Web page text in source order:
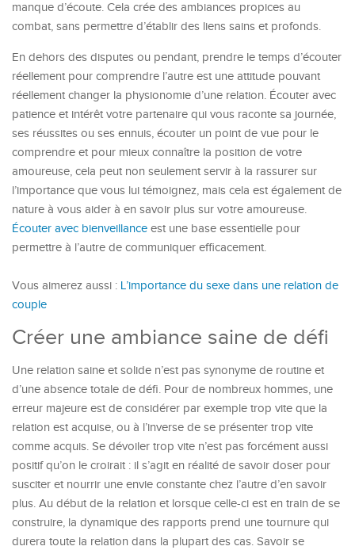
manque d’écoute. Cela crée des ambiances propices au
combat, sans permettre d’établir des liens sains et profonds.
En dehors des disputes ou pendant, prendre le temps d’écouter
réellement pour comprendre l’autre est une attitude pouvant
réellement changer la physionomie d’une relation. Écouter avec
patience et intérêt votre partenaire qui vous raconte sa journée,
ses réussites ou ses ennuis, écouter un point de vue pour le
comprendre et pour mieux connaître la position de votre
amoureuse, cela peut non seulement servir à la rassurer sur
l’importance que vous lui témoignez, mais cela est également de
nature à vous aider à en savoir plus sur votre amoureuse.
Écouter avec bienveillance est une base essentielle pour
permettre à l’autre de communiquer efficacement.
Vous aimerez aussi : L’importance du sexe dans une relation de
couple
Créer une ambiance saine de défi
Une relation saine et solide n’est pas synonyme de routine et
d’une absence totale de défi. Pour de nombreux hommes, une
erreur majeure est de considérer par exemple trop vite que la
relation est acquise, ou à l’inverse de se présenter trop vite
comme acquis. Se dévoiler trop vite n’est pas forcément aussi
positif qu’on le croirait : il s’agit en réalité de savoir doser pour
susciter et nourrir une envie constante chez l’autre d’en savoir
plus. Au début de la relation et lorsque celle-ci est en train de se
construire, la dynamique des rapports prend une tournure qui
durera toute la relation dans la plupart des cas. Savoir se